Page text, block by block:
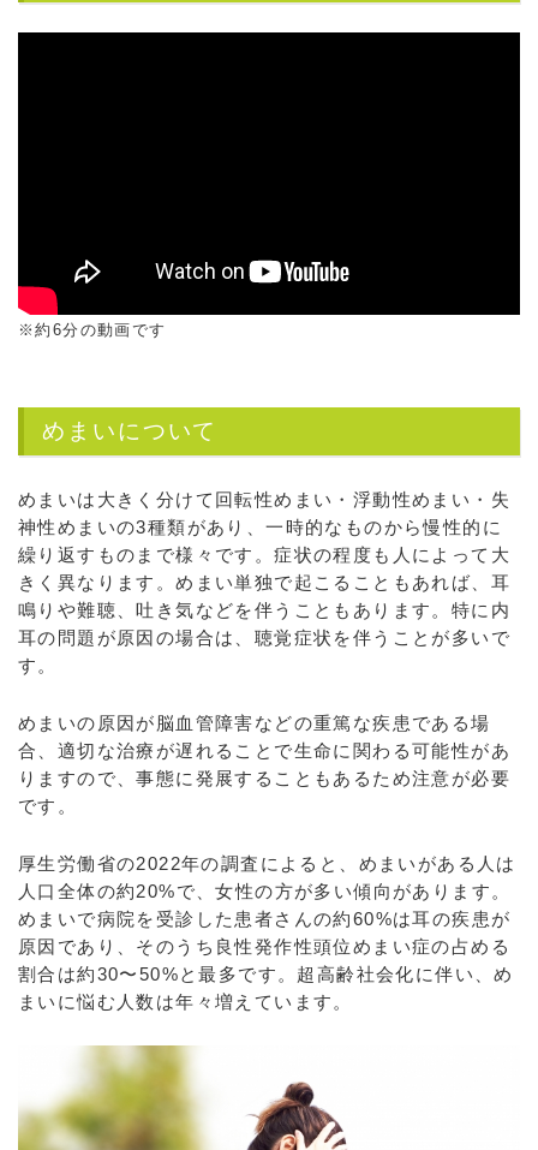
※約6分の動画です
めまいについて
めまいは大きく分けて回転性めまい・浮動性めまい・失
神性めまいの3種類があり、一時的なものから慢性的に
繰り返すものまで様々です。症状の程度も人によって大
きく異なります。めまい単独で起こることもあれば、耳
鳴りや難聴、吐き気などを伴うこともあります。特に内
耳の問題が原因の場合は、聴覚症状を伴うことが多いで
す。
めまいの原因が脳血管障害などの重篤な疾患である場
合、適切な治療が遅れることで生命に関わる可能性があ
りますので、事態に発展することもあるため注意が必要
です。
厚生労働省の2022年の調査によると、めまいがある人は
人口全体の約20%で、女性の方が多い傾向があります。
めまいで病院を受診した患者さんの約60%は耳の疾患が
原因であり、そのうち良性発作性頭位めまい症の占める
割合は約30〜50%と最多です。超高齢社会化に伴い、め
まいに悩む人数は年々増えています。